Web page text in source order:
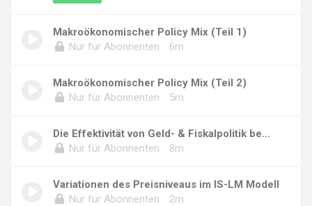
Makroökonomischer Policy Mix (Teil 1)
Nur für Abonnenten
6m
Makroökonomischer Policy Mix (Teil 2)
Nur für Abonnenten
5m
Die Effektivität von Geld- & Fiskalpolitik be...
Nur für Abonnenten
8m
Variationen des Preisniveaus im IS-LM Modell
Nur für Abonnenten
2m